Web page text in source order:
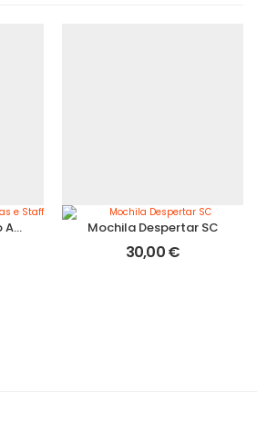
Bermuda de Passeio Atletas e Staff Despertar SC Mochila Despertar SC
30,00€